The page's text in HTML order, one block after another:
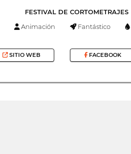
FESTIVAL DE CORTOMETRAJES
Animación Fantástico
SITIO WEB FACEBOOK